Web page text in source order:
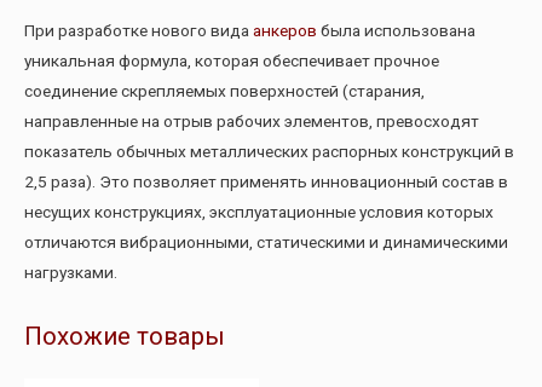
При разработке нового вида анкеров была использована
уникальная формула, которая обеспечивает прочное
соединение скрепляемых поверхностей (старания,
направленные на отрыв рабочих элементов, превосходят
показатель обычных металлических распорных конструкций в
2,5 раза). Это позволяет применять инновационный состав в
несущих конструкциях, эксплуатационные условия которых
отличаются вибрационными, статическими и динамическими
нагрузками.
Похожие товары